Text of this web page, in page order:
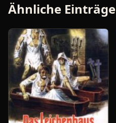
Ähnliche Einträge